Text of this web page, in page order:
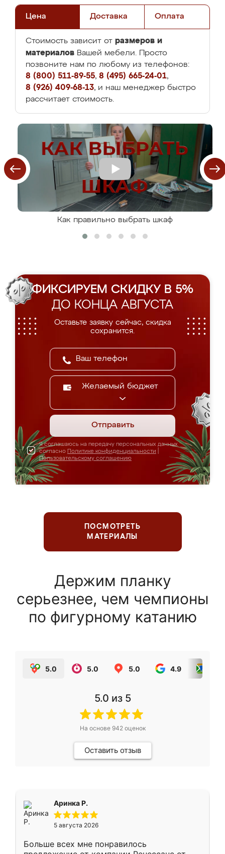
Цена Доставка Оплата
Стоимость зависит от размеров и
материалов Вашей мебели. Просто
позвоните нам по любому из телефонов:
8 (800) 511-89-55, 8 (495) 665-24-01,
8 (926) 409-68-13, и наш менеджер быстро
рассчитает стоимость.
Как правильно выбрать шкаф
ФИКСИРУЕМ СКИДКУ В 5%
ДО КОНЦА АВГУСТА
Оставьте заявку сейчас, скидка
сохранится.
Желаемый бюджет
Отправить
Я соглашаюсь на передачу персональных данных
согласно Политике конфиденциальности
Пользовательскому соглашению
ПОСМОТРЕТЬ
МАТЕРИАЛЫ
Держим планку
серьезнее, чем чемпионы
по фигурному катанию
5.0 5.0 5.0 4.9
5.0 из 5
На основе 942оценок
Оставить отзыв
Аринка Р.
5 августа 2026
Больше всех мне понравилось